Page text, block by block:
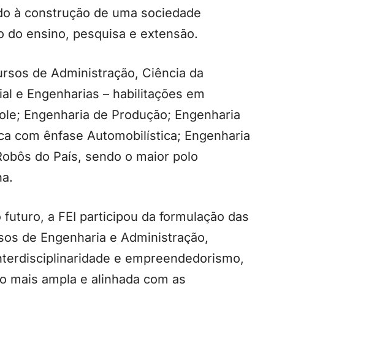
à construção de uma sociedade
do ensino, pesquisa e extensão.
de Administração, Ciência da
e Engenharias – habilitações em
Engenharia de Produção; Engenharia
com ênfase Automobilística; Engenharia
do País, sendo o maior polo
a FEI participou da formulação das
de Engenharia e Administração,
e empreendedorismo,
mais ampla e alinhada com as